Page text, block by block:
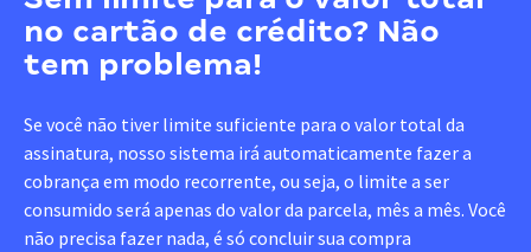
no cartão de crédito? Não
tem problema!
Se você não tiver limite suficiente para o valor total da
assinatura, nosso sistema irá automaticamente fazer a
cobrança em modo recorrente, ou seja, o limite a ser
consumido será apenas do valor da parcela, mês a mês. Você
não precisa fazer nada, é só concluir sua compra